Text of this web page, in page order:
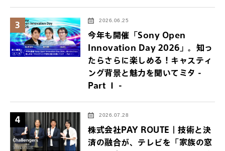
3 2026.06.25
今年も開催「Sony Open
Innovation Day 2026」。知っ
たらさらに楽しめる！キャスティ
ング背景と魅力を聞いてミタ -
Part Ⅰ -
4 2026.07.28
株式会社PAY ROUTE｜技術と決
済の融合が、テレビを「家族の窓